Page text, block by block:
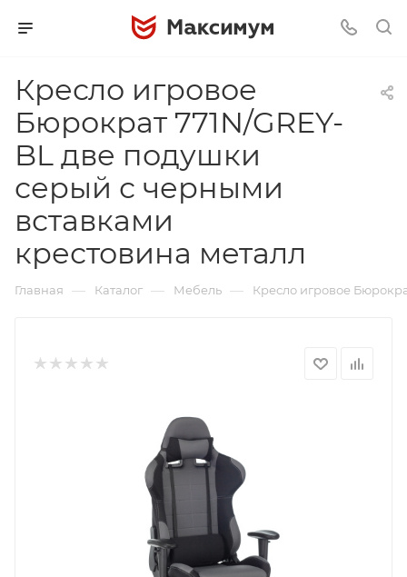
Кресло игровое
Бюрократ 771N/GREY-
BL две подушки
серый с черными
вставками
крестовина металл
Главная — Каталог — Мебель — Кресло игровое